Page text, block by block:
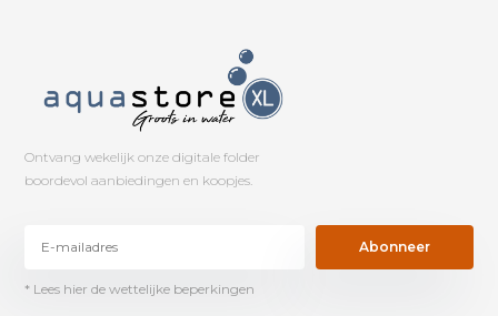
Ontvang wekelijk onze digitale folder
boordevol aanbiedingen en koopjes.
Abonneer
* Lees hier de wettelijke beperkingen